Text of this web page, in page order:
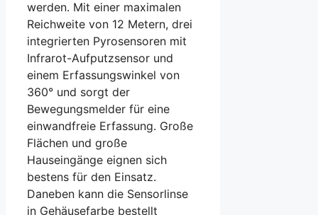
werden. Mit einer maximalen
Reichweite von 12 Metern, drei
integrierten Pyrosensoren mit
Infrarot-Aufputzsensor und
einem Erfassungswinkel von
360° und sorgt der
Bewegungsmelder für eine
einwandfreie Erfassung. Große
Flächen und große
Hauseingänge eignen sich
bestens für den Einsatz.
Daneben kann die Sensorlinse
in Gehäusefarbe bestellt